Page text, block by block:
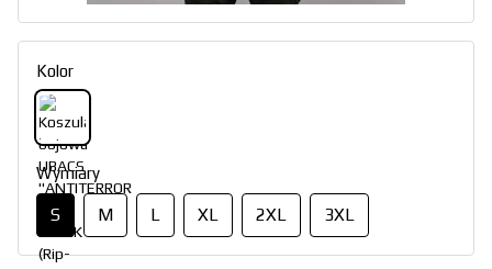
Kolor
Wymiary
S M L XL 2XL 3XL